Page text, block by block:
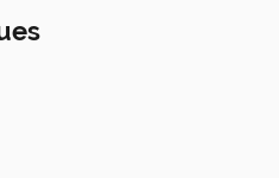
par les deux héros